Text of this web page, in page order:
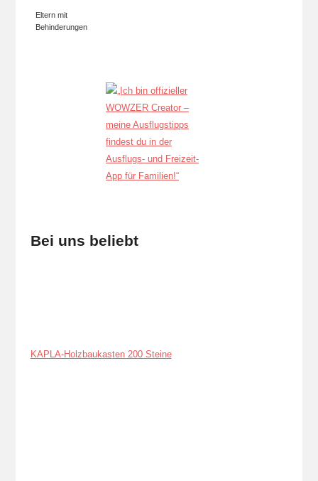
Eltern mit
Behinderungen
Bei uns beliebt
KAPLA-Holzbaukasten 200 Steine